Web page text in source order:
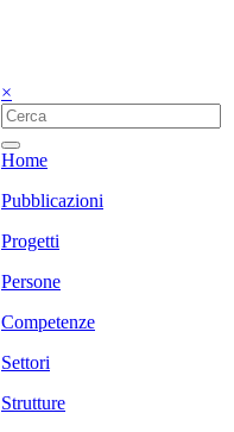
×
Home
Pubblicazioni
Progetti
Persone
Competenze
Settori
Strutture